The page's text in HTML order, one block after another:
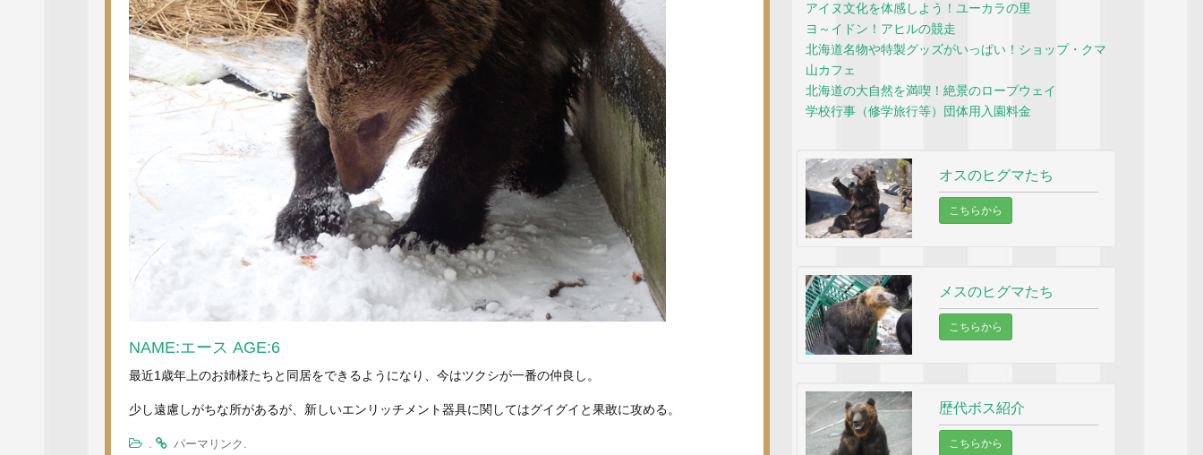
NAME:エース AGE:6
最近1歳年上のお姉様たちと同居をできるようになり、今はツクシが一番の仲良し。
少し遠慮しがちな所があるが、新しいエンリッチメント器具に関してはグイグイと果敢に攻める。
. パーマリンク .
アイヌ文化を体感しよう！ユーカラの里
ヨ～イドン！アヒルの競走
北海道名物や特製グッズがいっぱい！ショップ・クマ
山カフェ
北海道の大自然を満喫！絶景のロープウェイ
学校行事（修学旅行等）団体用入園料金
オスのヒグマたち
こちらから
メスのヒグマたち
こちらから
歴代ボス紹介
こちらから